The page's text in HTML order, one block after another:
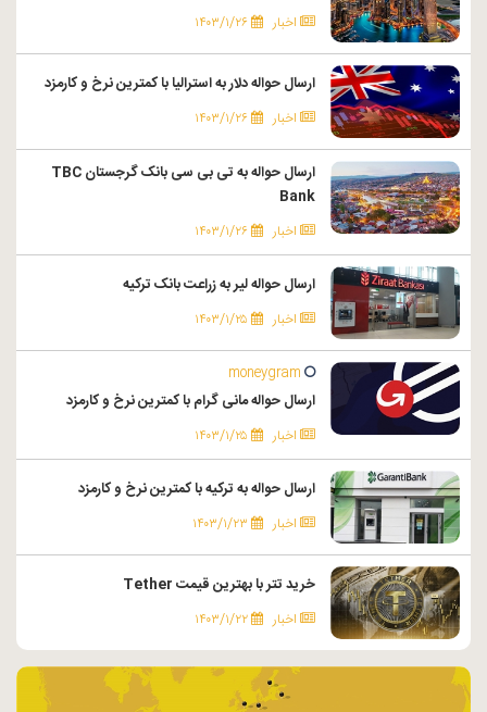
اخبار ۱۴۰۳/۱/۲۶
ارسال حواله دلار به استرالیا با کمترین نرخ و کارمزد
اخبار ۱۴۰۳/۱/۲۶
ارسال حواله به تی بی سی بانک گرجستان TBC
Bank
اخبار ۱۴۰۳/۱/۲۶
ارسال حواله لیر به زراعت بانک ترکیه
اخبار ۱۴۰۳/۱/۲۵
moneygram
ارسال حواله مانی گرام با کمترین نرخ و کارمزد
اخبار ۱۴۰۳/۱/۲۵
ارسال حواله به ترکیه با کمترین نرخ و کارمزد
اخبار ۱۴۰۳/۱/۲۳
خرید تتر با بهترین قیمت Tether
اخبار ۱۴۰۳/۱/۲۲